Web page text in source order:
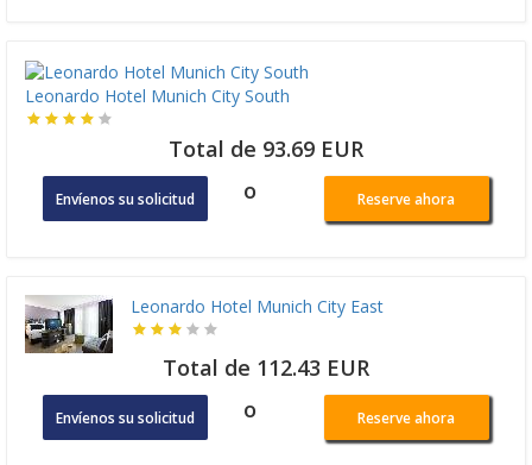
Leonardo Hotel Munich City South
Total de 93.69 EUR
Envíenos su solicitud o Reserve ahora
Leonardo Hotel Munich City East
Total de 112.43 EUR
Envíenos su solicitud o Reserve ahora